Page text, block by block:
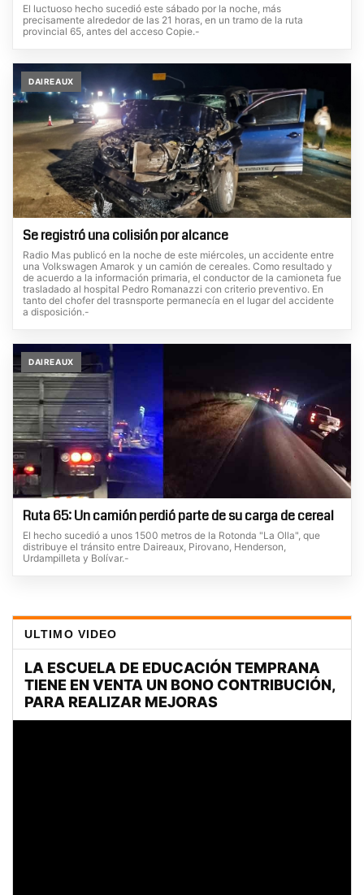
El luctuoso hecho sucedió este sábado por la noche, más
precisamente alrededor de las 21 horas, en un tramo de la ruta
provincial 65, antes del acceso Copie.-
DAIREAUX
Se registró una colisión por alcance
Radio Mas publicó en la noche de este miércoles, un accidente entre
una Volkswagen Amarok y un camión de cereales. Como resultado y
de acuerdo a la información primaria, el conductor de la camioneta fue
trasladado al hospital Pedro Romanazzi con criterio preventivo. En
tanto del chofer del trasnsporte permanecía en el lugar del accidente
a disposición.-
DAIREAUX
Ruta 65: Un camión perdió parte de su carga de cereal
El hecho sucedió a unos 1500 metros de la Rotonda "La Olla", que
distribuye el tránsito entre Daireaux, Pirovano, Henderson,
Urdampilleta y Bolívar.-
ULTIMO VIDEO